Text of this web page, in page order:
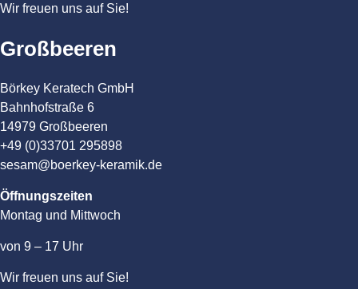
Wir freuen uns auf Sie!
Großbeeren
Börkey Keratech GmbH
Bahnhofstraße 6
14979 Großbeeren
+49 (0)33701 295898
sesam@boerkey-keramik.de
Öffnungszeiten
Montag und Mittwoch
von 9 – 17 Uhr
Wir freuen uns auf Sie!